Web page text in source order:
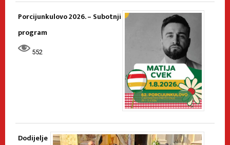
Porcijunkulovo 2026. – Subotnji
program
552
Dodijelje